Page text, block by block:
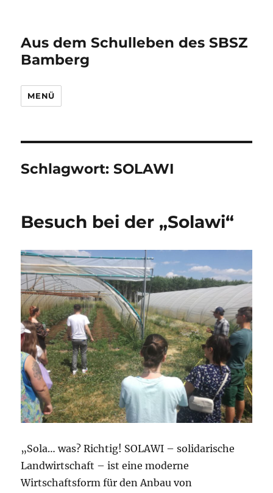
Aus dem Schulleben des SBSZ
Bamberg
MENÜ
Schlagwort:SOLAWI
Besuch bei der „Solawi“
„Sola… was? Richtig! SOLAWI – solidarische
Landwirtschaft – ist eine moderne
Wirtschaftsform für den Anbau von